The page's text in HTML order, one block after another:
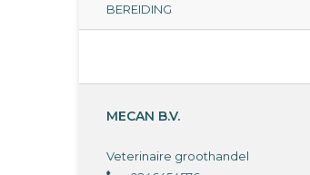
BEREIDING
MECAN B.V.
Veterinaire groothandel